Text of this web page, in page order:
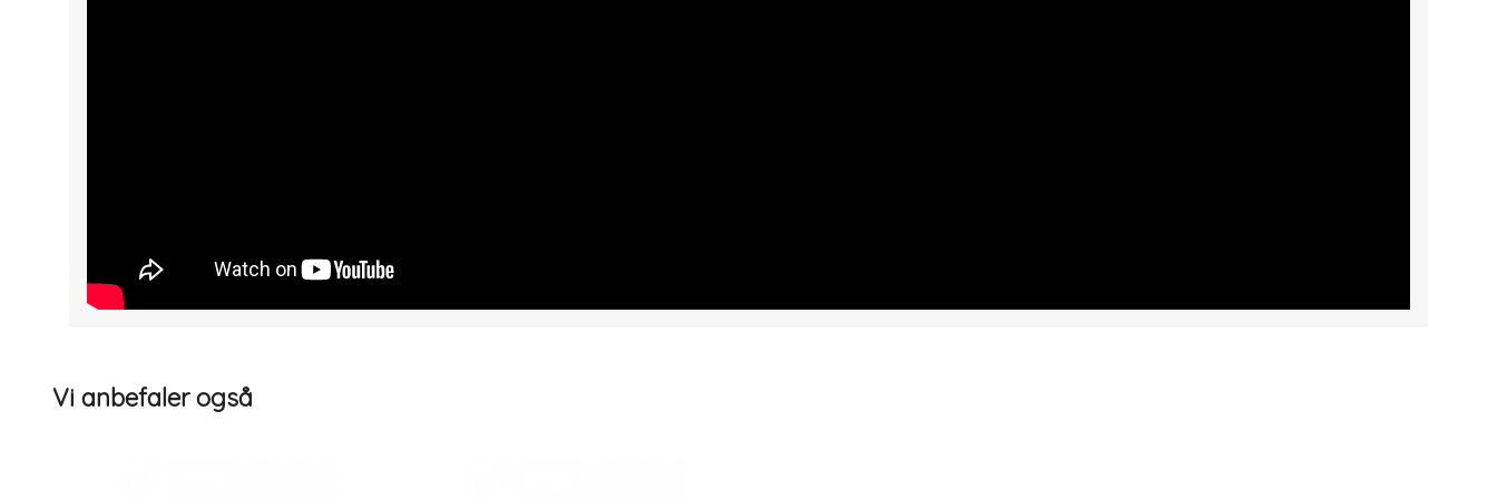
" width="300" height="150">
Vi anbefaler også